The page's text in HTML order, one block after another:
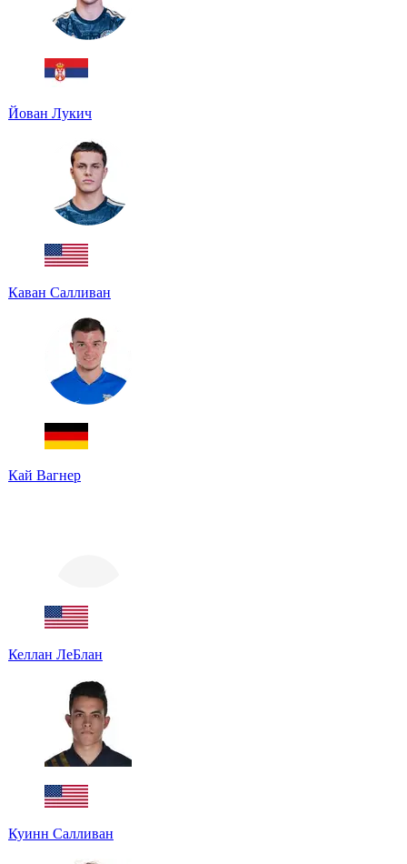
Йован Лукич
Каван Салливан
Кай Вагнер
Келлан ЛеБлан
Куинн Салливан